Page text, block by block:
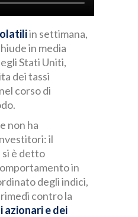
in settimana,
in media
Stati Uniti,
dei tassi
corso di
non ha
il
è detto
in
degli indici,
contro la
e dei